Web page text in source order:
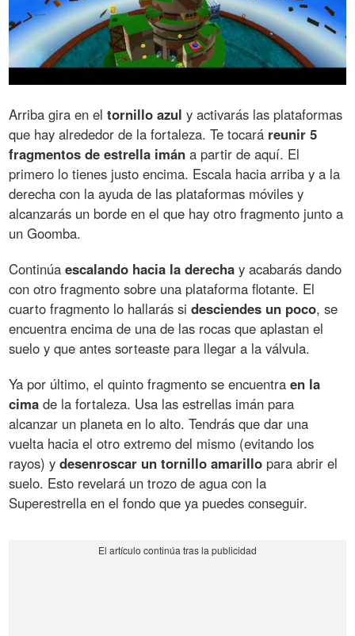
Arriba gira en eltornillo azul y activarás las plataformas
que hay alrededor de la fortaleza. Te tocará reunir 5
fragmentos de estrella imán a partir de aquí. El
primero lo tienes justo encima. Escala hacia arriba y a la
derecha con la ayuda de las plataformas móviles y
alcanzarás un borde en el que hay otro fragmento junto a
un Goomba.
Continúaescalando hacia la derecha y acabarás dando
con otro fragmento sobre una plataforma flotante. El
cuarto fragmento lo hallarás sidesciendes un poco, se
encuentra encima de una de las rocas que aplastan el
suelo y que antes sorteaste para llegar a la válvula.
Ya por último, el quinto fragmento se encuentraen la
cima de la fortaleza. Usa las estrellas imán para
alcanzar un planeta en lo alto. Tendrás que dar una
vuelta hacia el otro extremo del mismo (evitando los
rayos) ydesenroscar un tornillo amarillo para abrir el
suelo. Esto revelará un trozo de agua con la
Superestrella en el fondo que ya puedes conseguir.